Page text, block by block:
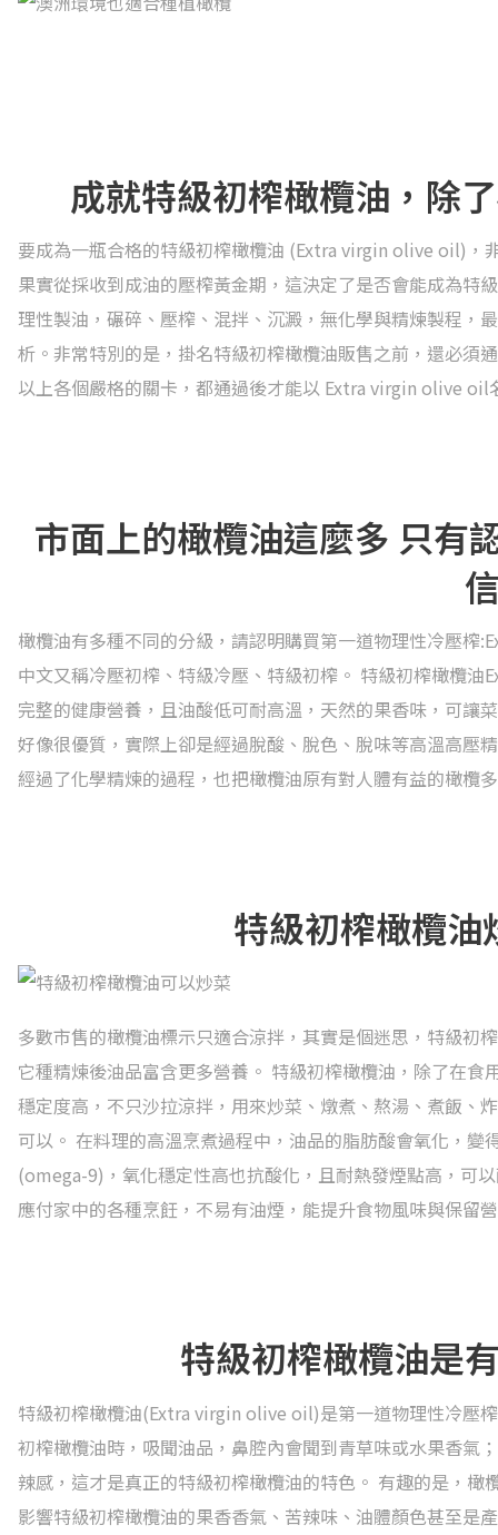
成就特級初榨橄欖油，除
要成為一瓶合格的特級初榨橄欖油 (Extra virgin olive oil)，
果實從採收到成油的壓榨黃金期，這決定了是否會能成為特
理性製油，碾碎、壓榨、混拌、沉澱，無化學與精煉製程，
析。非常特別的是，掛名特級初榨橄欖油販售之前，還必須
以上各個嚴格的關卡，都通過後才能以 Extra virgin olive oil
市面上的橄欖油這麼多 只有
橄欖油有多種不同的分級，請認明購買第一道物理性冷壓
中文又稱冷壓初榨、特級冷壓、特級初榨。 特級初榨橄欖
完整的健康營養，且油酸低可耐高溫，天然的果香味，可
好像很優質，實際上卻是經過脫酸、脫色、脫味等高溫高
經過了化學精煉的過程，也把橄欖油原有對人體有益的橄欖
特級初榨橄欖
多數市售的橄欖油標示只適合涼拌，其實是個迷思，特級初
它種精煉後油品富含更多營養。 特級初榨橄欖油，除了在
穩定度高，不只沙拉涼拌，用來炒菜、燉煮、熬湯、煮飯、
可以。 在料理的高溫烹煮過程中，油品的脂肪酸會氧化，
(omega-9)，氧化穩定性高也抗酸化，且耐熱發煙點高，可
應付家中的各種烹飪，不易有油煙，能提升食物風味與保留
特級初榨橄欖油是
特級初榨橄欖油(Extra virgin olive oil)是第一道物理性冷壓
初榨橄欖油時，吸聞油品，鼻腔內會聞到青草味或水果香氣
辣感，這才是真正的特級初榨橄欖油的特色。 有趣的是，
影響特級初榨橄欖油的果香香氣、苦辣味、油體顏色甚至是